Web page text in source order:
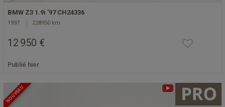
BMW Z3 1.9i '97 CH24336
1997 228950 km
12 950 €
Publié hier
NOUVEAU